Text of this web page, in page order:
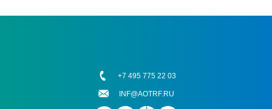
+7 495 775 22 03
INF@AOTRF.RU